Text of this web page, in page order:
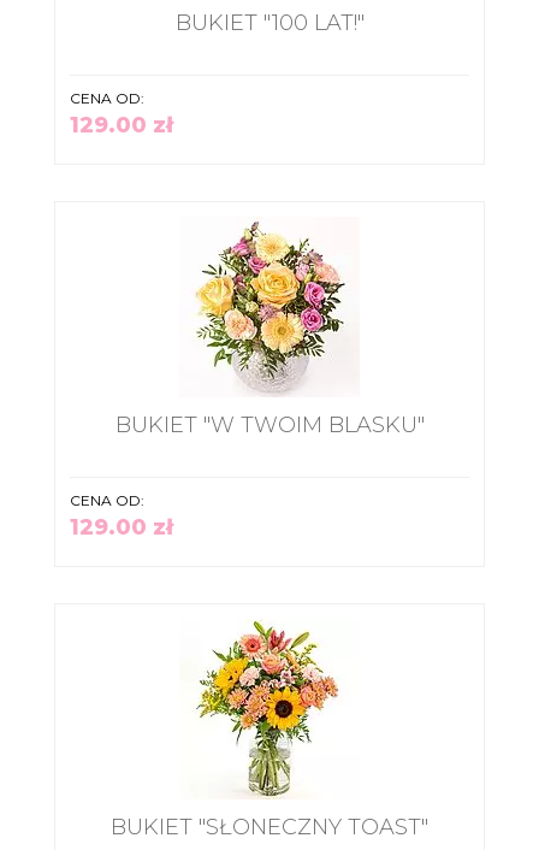
BUKIET "100 LAT!"
CENA OD:
129.00 zł
BUKIET "W TWOIM BLASKU"
CENA OD:
129.00 zł
BUKIET "SŁONECZNY TOAST"